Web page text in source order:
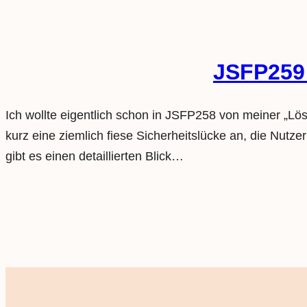
Ich wollte eigentlich schon in JSFP258 von meiner
kurz eine ziemlich fiese Sicherheitslücke an, die
gibt es einen detaillierten Blick…